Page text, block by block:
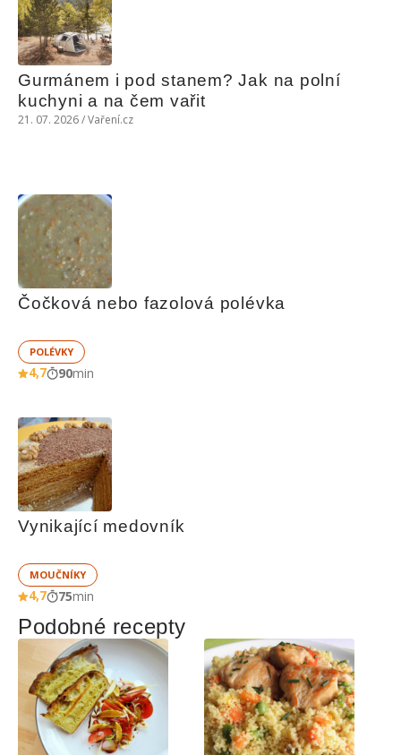
Gurmánem i pod stanem? Jak na polní
kuchyni a na čem vařit
21. 07. 2026 / Vaření.cz
Čočková nebo fazolová polévka
POLÉVKY
4,7 90min
Vynikající medovník
MOUČNÍKY
4,7 75min
Podobné recepty